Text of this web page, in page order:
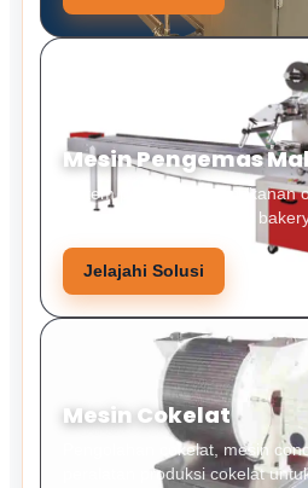
Mesin Pengemas
Sistem pengemasan makanan
permen, camilan, produk
Jelajahi Solusi
Mesin Cokelat
Pengolahan cokelat, mesin
peralatan produksi cokelat